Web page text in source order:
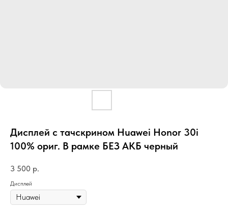
Дисплей с тачскрином Huawei Honor 30i
100% ориг. В рамке БЕЗ АКБ черный
3 500 р.
Дисплей